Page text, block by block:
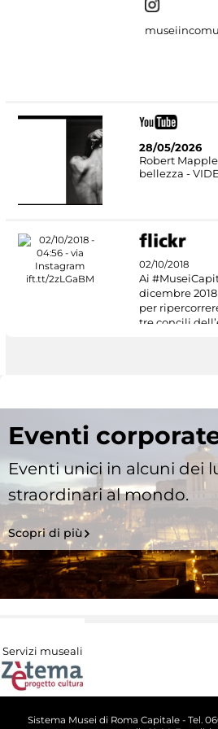
28/05/2026
Robert
bellezza -
02/10/2018
Ai
dicembre
per
tre concili
Eventi
Eventi unici in alcuni dei
straordinari al mondo.
Scopri di più
Servizi museali
Sistema Musei di Roma Capitale - Tel.